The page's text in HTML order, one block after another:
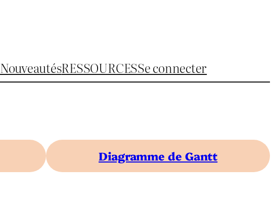
NouveautésRESSOURCESSe connecter
Diagramme de Gantt